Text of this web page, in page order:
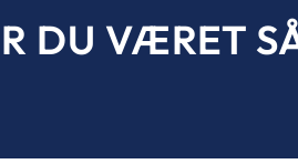
DU VÆRET